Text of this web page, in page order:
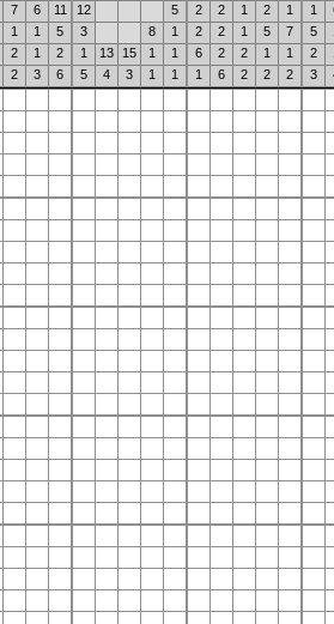
7 6 11 12 5 2 2 1 2 1 1
1 1 5 3 8 1 2 2 1 5 7 5
2 1 2 1 13 15 1 1 6 2 2 1 1 2
2 3 6 5 4 3 1 1 1 6 2 2 2 3